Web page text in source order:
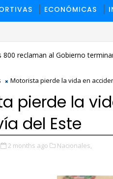
ECONÓMICAS
800 reclaman al Gobierno
Motorista pierde la vida en
pierde la
del Este
2 months ago Nacionales,